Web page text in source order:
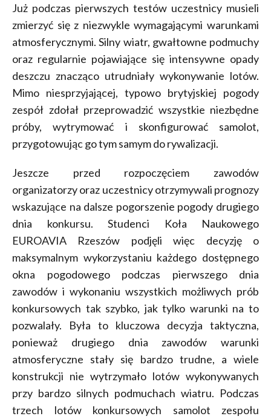
Już podczas pierwszych testów uczestnicy musieli
zmierzyć się z niezwykle wymagającymi warunkami
atmosferycznymi. Silny wiatr, gwałtowne podmuchy
oraz regularnie pojawiające się intensywne opady
deszczu znacząco utrudniały wykonywanie lotów.
Mimo niesprzyjającej, typowo brytyjskiej pogody
zespół zdołał przeprowadzić wszystkie niezbędne
próby, wytrymować i skonfigurować samolot,
przygotowując go tym samym do rywalizacji.
Jeszcze przed rozpoczęciem zawodów
organizatorzy oraz uczestnicy otrzymywali prognozy
wskazujące na dalsze pogorszenie pogody drugiego
dnia konkursu. Studenci Koła Naukowego
EUROAVIA Rzeszów podjęli więc decyzję o
maksymalnym wykorzystaniu każdego dostępnego
okna pogodowego podczas pierwszego dnia
zawodów i wykonaniu wszystkich możliwych prób
konkursowych tak szybko, jak tylko warunki na to
pozwalały. Była to kluczowa decyzja taktyczna,
ponieważ drugiego dnia zawodów warunki
atmosferyczne stały się bardzo trudne, a wiele
konstrukcji nie wytrzymało lotów wykonywanych
przy bardzo silnych podmuchach wiatru. Podczas
trzech lotów konkursowych samolot zespołu